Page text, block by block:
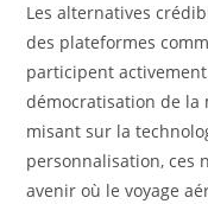
Les alternatives
des plateformes
participent
démocratisation de la
misant sur la
personnalisation, ces
avenir où le voyage